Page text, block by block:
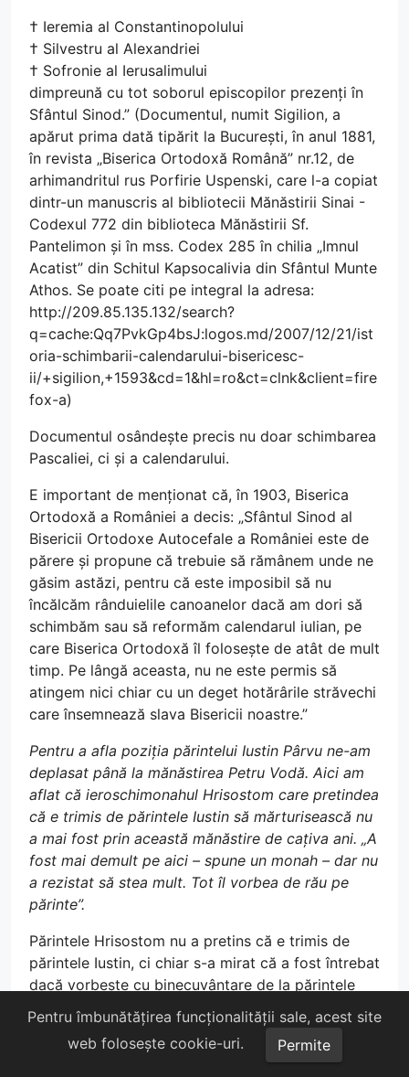
† Ieremia al Constantinopolului
† Silvestru al Alexandriei
† Sofronie al Ierusalimului
dimpreună cu tot soborul episcopilor prezenți în
Sfântul Sinod.” (Documentul, numit Sigilion, a
apărut prima dată tipărit la București, în anul 1881,
în revista „Biserica Ortodoxă Română” nr.12, de
arhimandritul rus Porfirie Uspenski, care l-a copiat
dintr-un manuscris al bibliotecii Mănăstirii Sinai -
Codexul 772 din biblioteca Mănăstirii Sf.
Pantelimon și în mss. Codex 285 în chilia „Imnul
Acatist” din Schitul Kapsocalivia din Sfântul Munte
Athos. Se poate citi pe integral la adresa:
http://209.85.135.132/search?
q=cache:Qq7PvkGp4bsJ:logos.md/2007/12/21/ist
oria-schimbarii-calendarului-bisericesc-
ii/+sigilion,+1593&cd=1&hl=ro&ct=clnk&client=fire
fox-a)
Documentul osândește precis nu doar schimbarea
Pascaliei, ci și a calendarului.
E important de menționat că, în 1903, Biserica
Ortodoxă a României a decis: „Sfântul Sinod al
Bisericii Ortodoxe Autocefale a României este de
părere și propune că trebuie să rămânem unde ne
găsim astăzi, pentru că este imposibil să nu
încălcăm rânduielile canoanelor dacă am dori să
schimbăm sau să reformăm calendarul iulian, pe
care Biserica Ortodoxă îl folosește de atât de mult
timp. Pe lângă aceasta, nu ne este permis să
atingem nici chiar cu un deget hotărârile străvechi
care însemnează slava Bisericii noastre.”
Pentru a afla poziția părintelui Iustin Pârvu ne-am
deplasat până la mănăstirea Petru Vodă. Aici am
aflat că ieroschimonahul Hrisostom care pretindea
că e trimis de părintele Iustin să mărturisească nu
a mai fost prin această mănăstire de cațiva ani. „A
fost mai demult pe aici – spune un monah – dar nu
a rezistat să stea mult. Tot îl vorbea de rău pe
părinte”.
Părintele Hrisostom nu a pretins că e trimis de
părintele Iustin, ci chiar s-a mirat că a fost întrebat
dacă vorbește cu binecuvântare de la părintele
Iustin, precizând că a luat binecuvântare de la
duhovnicul său.
Întrebându-l pe părintele Iustin despre susținerea
Pentru îmbunătățirea funcționalității sale, acest site
web folosește cookie-uri.
Permite